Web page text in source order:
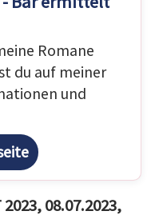
Romane
du auf meiner
und
08.07.2023,